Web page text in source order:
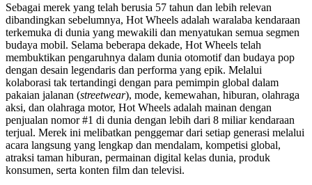
Sebagai merek yang telah berusia 57 tahun dan lebih relevan
dibandingkan sebelumnya, Hot Wheels adalah waralaba kendaraan
terkemuka di dunia yang mewakili dan menyatukan semua segmen
budaya mobil. Selama beberapa dekade, Hot Wheels telah
membuktikan pengaruhnya dalam dunia otomotif dan budaya pop
dengan desain legendaris dan performa yang epik. Melalui
kolaborasi tak tertandingi dengan para pemimpin global dalam
pakaian jalanan (streetwear), mode, kemewahan, hiburan, olahraga
aksi, dan olahraga motor, Hot Wheels adalah mainan dengan
penjualan nomor #1 di dunia dengan lebih dari 8 miliar kendaraan
terjual. Merek ini melibatkan penggemar dari setiap generasi melalui
acara langsung yang lengkap dan mendalam, kompetisi global,
atraksi taman hiburan, permainan digital kelas dunia, produk
konsumen, serta konten film dan televisi.